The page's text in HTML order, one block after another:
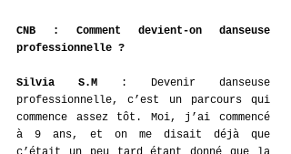
CNB
: Comment devient-on danseuse
professionnelle ?
Silvia S.M : Devenir danseuse
professionnelle, c’est un parcours qui
commence assez tôt. Moi, j’ai commencé
à 9 ans, et on me disait déjà que